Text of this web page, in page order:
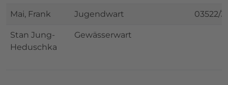
Mai, Frank Jugendwart 03522/
Stan Jung-
Heduschka
Gewässerwart